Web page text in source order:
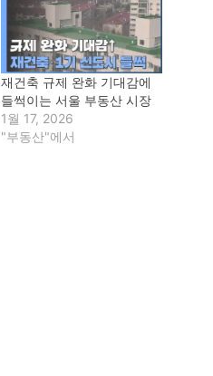
재건축 규제 완화 기대감에
들썩이는 서울 부동산 시장
1월 17, 2026
"부동산"에서